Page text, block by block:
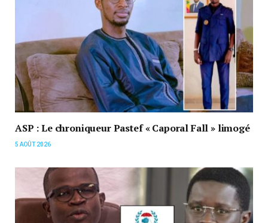
ASP : Le chroniqueur Pastef « Caporal Fall » limogé
5 AOÛT 2026